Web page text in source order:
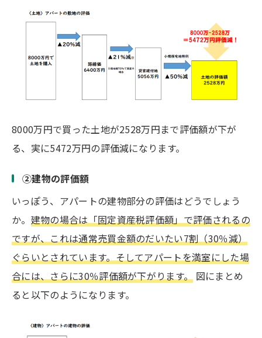
8000万円で買った土地が2528万円まで評価額が下が
る、実に5472万円の評価減になります。
②建物の評価額
いっぽう、アパートの建物部分の評価はどうでしょう
か。 建物の場合は「固定資産税評価額」で評価されるの
ですが、これは通常売買金額のだいたい7割（30％減）
ぐらいとされています。そしてアパートを満室にした場
合には、さらに30％評価額が下がります。 図にまとめ
ると以下のようになります。